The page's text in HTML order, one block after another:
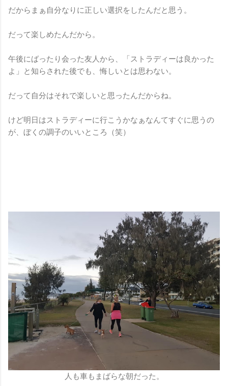
だからまぁ自分なりに正しい選択をしたんだと思う。
だって楽しめたんだから。
午後にばったり会った友人から、「ストラディーは良かった
よ」と知らされた後でも、悔しいとは思わない。
だって自分はそれで楽しいと思ったんだからね。
けど明日はストラディーに行こうかなぁなんてすぐに思うの
が、ぼくの調子のいいところ（笑）
人も車もまばらな朝だった。